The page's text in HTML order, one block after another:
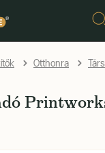
Otthonra